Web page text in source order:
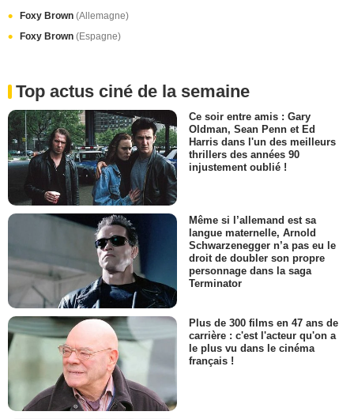
Foxy Brown (Allemagne)
Foxy Brown (Espagne)
Top actus ciné de la semaine
Ce soir entre amis : Gary
Oldman, Sean Penn et Ed
Harris dans l'un des meilleurs
thrillers des années 90
injustement oublié !
Même si l’allemand est sa
langue maternelle, Arnold
Schwarzenegger n’a pas eu le
droit de doubler son propre
personnage dans la saga
Terminator
Plus de 300 films en 47 ans de
carrière : c'est l'acteur qu'on a
le plus vu dans le cinéma
français !